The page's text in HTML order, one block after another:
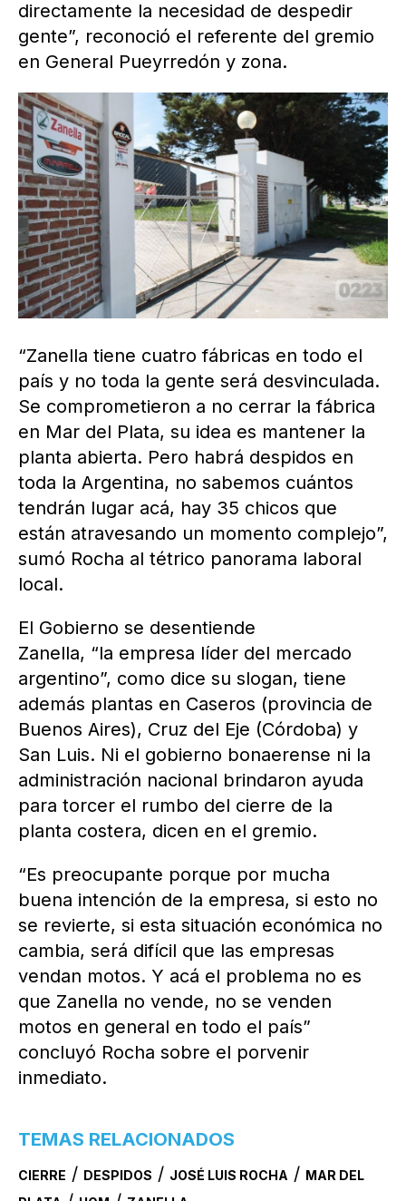
directamente la necesidad de despedir
gente”, reconoció el referente del gremio
en General Pueyrredón y zona.
“Zanella tiene cuatro fábricas en todo el
país y no toda la gente será desvinculada.
Se comprometieron a no cerrar la fábrica
en Mar del Plata, su idea es mantener la
planta abierta. Pero habrá despidos en
toda la Argentina, no sabemos cuántos
tendrán lugar acá, hay 35 chicos que
están atravesando un momento complejo”,
sumó Rocha al tétrico panorama laboral
local.
El Gobierno se desentiende
Zanella, “la empresa líder del mercado
argentino”, como dice su slogan, tiene
además plantas en Caseros (provincia de
Buenos Aires), Cruz del Eje (Córdoba) y
San Luis. Ni el gobierno bonaerense ni la
administración nacional brindaron ayuda
para torcer el rumbo del cierre de la
planta costera, dicen en el gremio.
“Es preocupante porque por mucha
buena intención de la empresa, si esto no
se revierte, si esta situación económica no
cambia, será difícil que las empresas
vendan motos. Y acá el problema no es
que Zanella no vende, no se venden
motos en general en todo el país”
concluyó Rocha sobre el porvenir
inmediato.
TEMAS RELACIONADOS
CIERRE / DESPIDOS / JOSÉ LUIS ROCHA / MAR DEL